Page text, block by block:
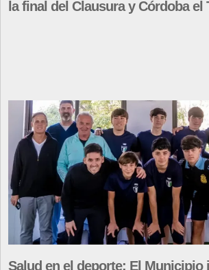
la final del Clausura y Córdoba el
Salud en el deporte: El Municipio